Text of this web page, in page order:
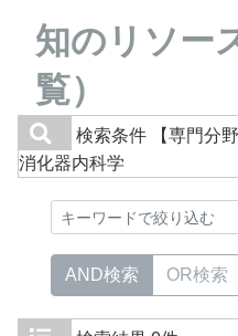
知のリソー
覧）
検索条件
【専門分
消化器内科学
AND検索 OR検索